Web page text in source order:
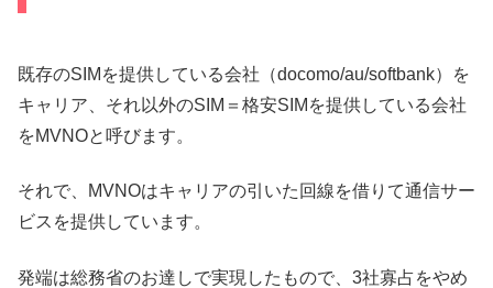
既存のSIMを提供している会社（docomo/au/softbank）を
キャリア、それ以外のSIM＝格安SIMを提供している会社
をMVNOと呼びます。
それで、MVNOはキャリアの引いた回線を借りて通信サー
ビスを提供しています。
発端は総務省のお達しで実現したもので、3社寡占をやめ